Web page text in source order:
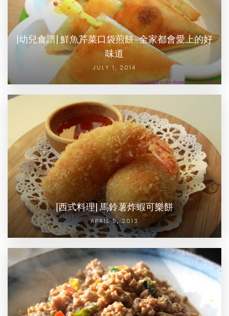
[幼兒食譜] 鮮魚芹菜口袋煎餅–全家都會愛上的好
味道
JULY 1, 2014
[西式料理] 馬鈴薯炸蝦可樂餅
APRIL 5, 2013